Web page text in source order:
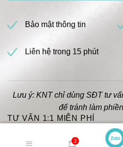
Bảo mật thông tin
Liên hệ trong 15 phút
Lưu ý: KNT chỉ dùng SĐT tư
để tránh làm
TƯ VẤN 1:1 MIỄN PHÍ